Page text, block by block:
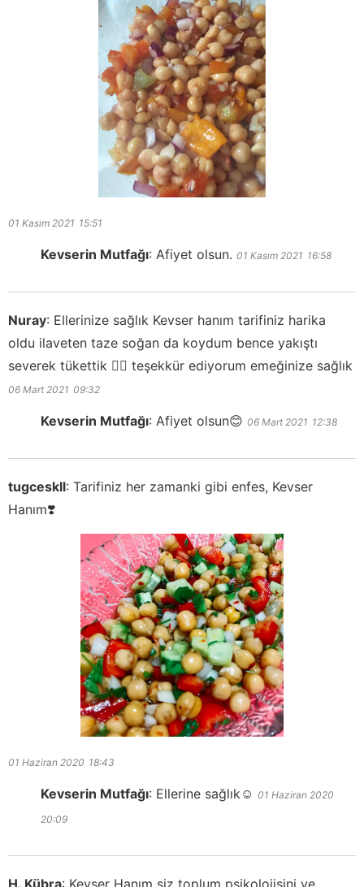
01 Kasım 2021 15:51
Kevserin Mutfağı: Afiyet olsun. 01 Kasım 2021 16:58
Nuray: Ellerinize sağlık Kevser hanım tarifiniz harika
oldu ilaveten taze soğan da koydum bence yakıştı
severek tükettik 🙋‍♀️ teşekkür ediyorum emeğinize sağlık
06 Mart 2021 09:32
Kevserin Mutfağı: Afiyet olsun😊 06 Mart 2021 12:38
tugceskll: Tarifiniz her zamanki gibi enfes, Kevser
Hanım❣️
01 Haziran 2020 18:43
Kevserin Mutfağı: Ellerine sağlık☺️ 01 Haziran 2020
20:09